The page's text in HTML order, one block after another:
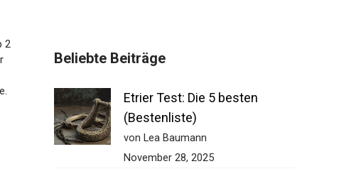
Beliebte Beiträge
Etrier Test: Die 5 besten
(Bestenliste)
von Lea Baumann
November 28, 2025
an!